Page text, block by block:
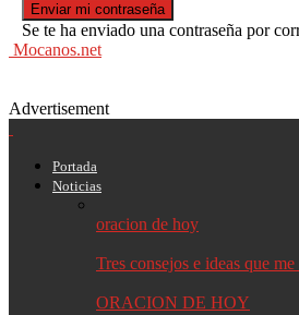
Se te ha enviado una contraseña por
Mocanos.net
Advertisement
Portada
Noticias
oracion de hoy
Tres consejos e ideas que
ORACION DE HOY